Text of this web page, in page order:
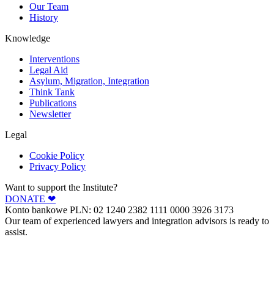
Our Team
History
Knowledge
Interventions
Legal Aid
Asylum, Migration, Integration
Think Tank
Publications
Newsletter
Legal
Cookie Policy
Privacy Policy
Want to support the Institute?
DONATE ❤︎
Konto bankowe PLN: 02 1240 2382 1111 0000 3926 3173
Our team of experienced lawyers and integration advisors is ready to
assist.